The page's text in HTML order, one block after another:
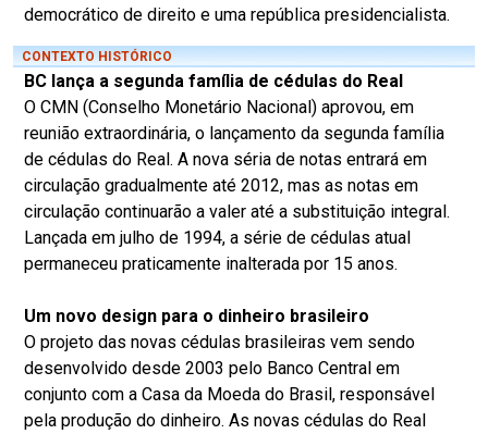
democrático de direito e uma república presidencialista.
CONTEXTO HISTÓRICO
BC lança a segunda família de cédulas do Real
O CMN (Conselho Monetário Nacional) aprovou, em
reunião extraordinária, o lançamento da segunda família
de cédulas do Real. A nova séria de notas entrará em
circulação gradualmente até 2012, mas as notas em
circulação continuarão a valer até a substituição integral.
Lançada em julho de 1994, a série de cédulas atual
permaneceu praticamente inalterada por 15 anos.
Um novo design para o dinheiro brasileiro
O projeto das novas cédulas brasileiras vem sendo
desenvolvido desde 2003 pelo Banco Central em
conjunto com a Casa da Moeda do Brasil, responsável
pela produção do dinheiro. As novas cédulas do Real